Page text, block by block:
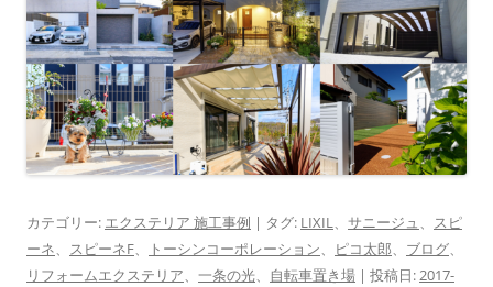
カテゴリー: エクステリア 施工事例 | タグ: LIXIL、 サニージュ、 スピ
ーネ、 スピーネF、 トーシンコーポレーション、 ピコ太郎、 ブログ、
リフォームエクステリア、 一条の光、 自転車置き場 | 投稿日:2017-